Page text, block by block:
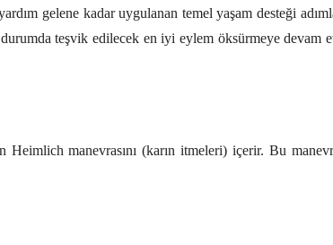
gelene kadar uygulanan temel yaşam desteği
teşvik edilecek en iyi eylem öksürmeye
Heimlich manevrasını (karın itmeleri) içerir. Bu